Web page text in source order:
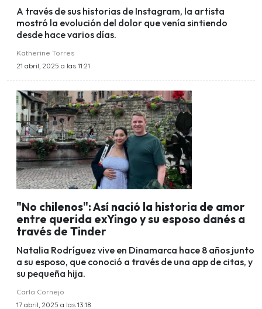
A través de sus historias de Instagram, la artista
mostró la evolución del dolor que venía sintiendo
desde hace varios días.
Katherine Torres
21 abril, 2025 a las 11:21
"No chilenos": Así nació la historia de amor
entre querida exYingo y su esposo danés a
través de Tinder
Natalia Rodríguez vive en Dinamarca hace 8 años junto
a su esposo, que conoció a través de una app de citas, y
su pequeña hija.
Carla Cornejo
17 abril, 2025 a las 13:18